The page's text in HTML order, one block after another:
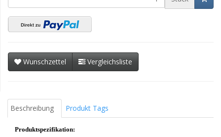
Wunschzettel Vergleichsliste
Beschreibung Produkt Tags
Produktspezifikation: